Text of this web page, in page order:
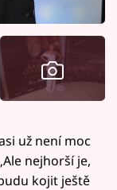
už není moc
nejhorší je,
kojit ještě